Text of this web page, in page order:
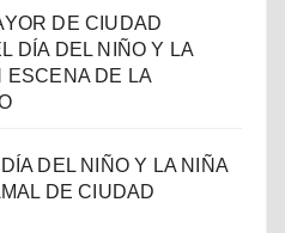
DE CIUDAD
DÍA DEL NIÑO Y LA
ESCENA DE LA
DEL NIÑO Y LA NIÑA
DE CIUDAD